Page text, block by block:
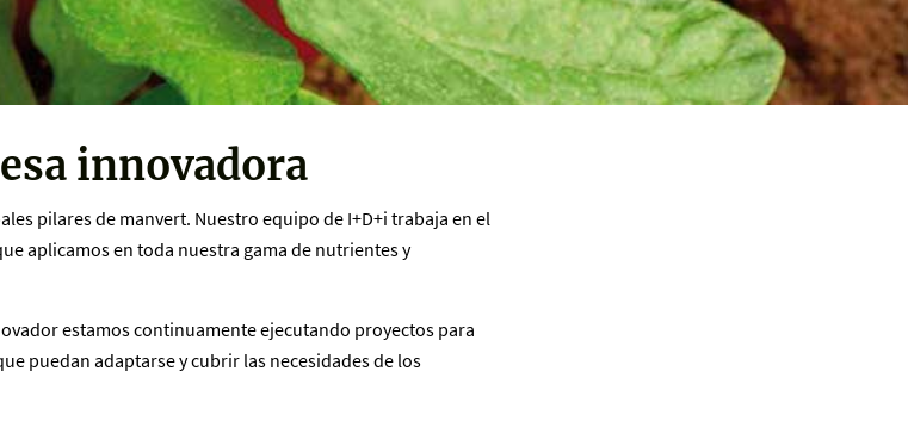
innovadora
pilares de manvert. Nuestro equipo de I+D+i trabaja en el
aplicamos en toda nuestra gama de nutrientes y
estamos continuamente ejecutando proyectos para
puedan adaptarse y cubrir las necesidades de los